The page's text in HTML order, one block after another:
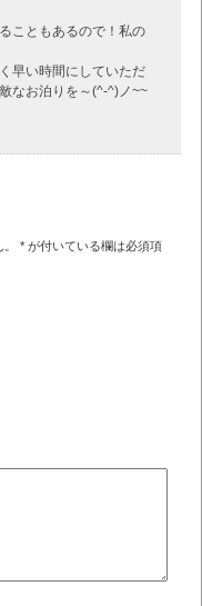
こともあるので！私の
早い時間にしていただ
なお泊りを～(^-^)ノ~~
* が付いている欄は必須項